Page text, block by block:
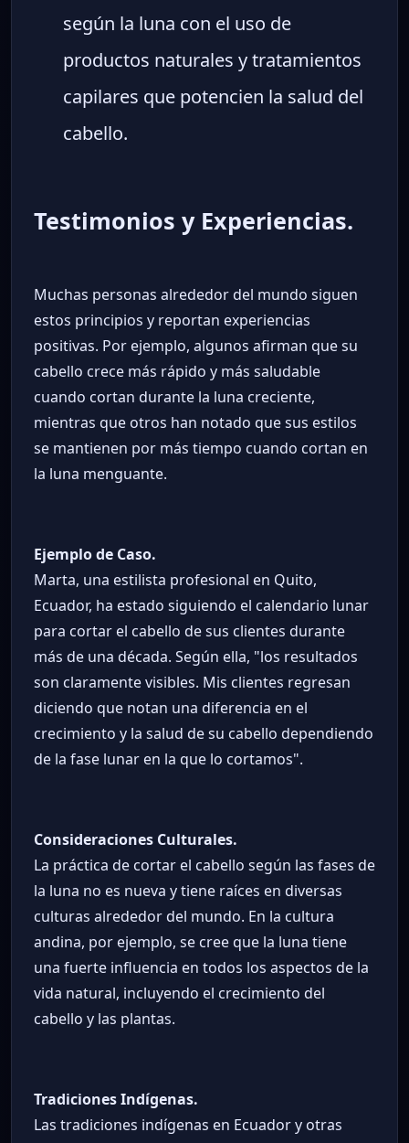
según la luna con el uso de
productos naturales y tratamientos
capilares que potencien la salud del
cabello.
Testimonios y Experiencias.
Muchas personas alrededor del mundo siguen
estos principios y reportan experiencias
positivas. Por ejemplo, algunos afirman que su
cabello crece más rápido y más saludable
cuando cortan durante la luna creciente,
mientras que otros han notado que sus estilos
se mantienen por más tiempo cuando cortan en
la luna menguante.
Ejemplo de Caso.
Marta, una estilista profesional en Quito,
Ecuador, ha estado siguiendo el calendario lunar
para cortar el cabello de sus clientes durante
más de una década. Según ella, "los resultados
son claramente visibles. Mis clientes regresan
diciendo que notan una diferencia en el
crecimiento y la salud de su cabello dependiendo
de la fase lunar en la que lo cortamos".
Consideraciones Culturales.
La práctica de cortar el cabello según las fases de
la luna no es nueva y tiene raíces en diversas
culturas alrededor del mundo. En la cultura
andina, por ejemplo, se cree que la luna tiene
una fuerte influencia en todos los aspectos de la
vida natural, incluyendo el crecimiento del
cabello y las plantas.
Tradiciones Indígenas.
Las tradiciones indígenas en Ecuador y otras